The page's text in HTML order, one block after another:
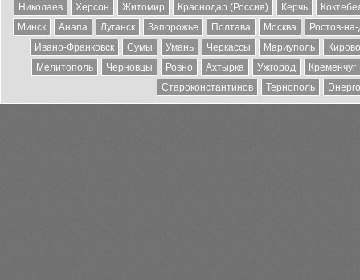
Николаев
Херсон Житомир Краснодар (Россия) Керчь
Минск
Анапа Луганск Запорожье Полтава Москва
Ростов-
Ивано-Франковск
Сумы Умань Черкассы Мариуполь
Мелитополь
Черновцы Ровно Ахтырка Ужгород
Кременчуг
Староконстантинов
Тернополь